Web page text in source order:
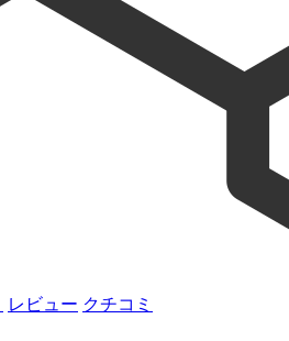
レビュー クチコミ